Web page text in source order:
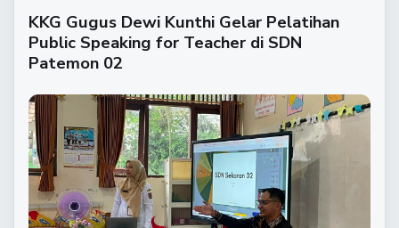
KKG Gugus Dewi Kunthi Gelar Pelatihan
Public Speaking for Teacher di SDN
Patemon 02